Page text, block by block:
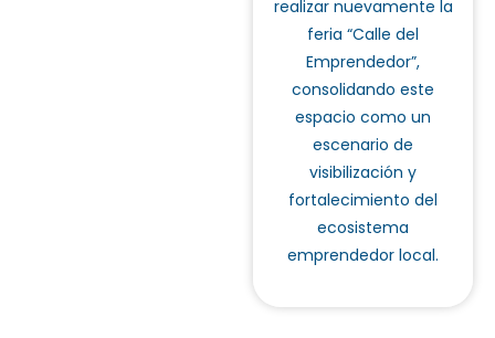
realizar nuevamente la
feria “Calle del
Emprendedor”,
consolidando este
espacio como un
escenario de
visibilización y
fortalecimiento del
ecosistema
emprendedor local.